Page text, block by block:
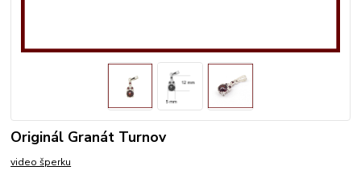
Originál Granát Turnov
video šperku